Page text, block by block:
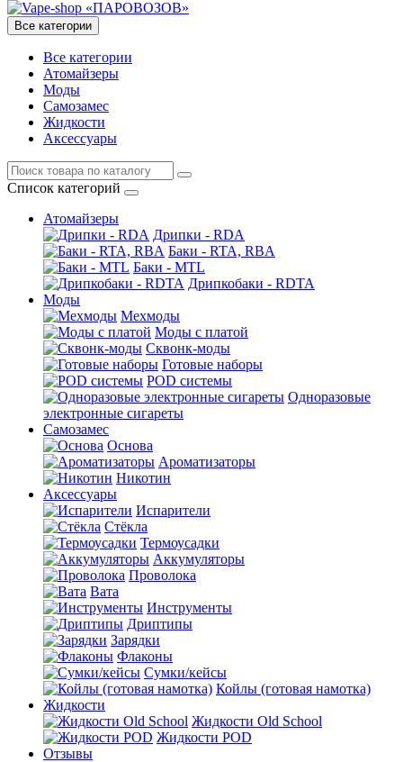
Все категории
Все категории
Атомайзеры
Моды
Самозамес
Жидкости
Аксессуары
Список категорий
Атомайзеры
Дрипки - RDA
Баки - RTA, RBA
Баки - MTL
Дрипкобаки - RDTA
Моды
Мехмоды
Моды с платой
Сквонк-моды
Готовые наборы
POD системы
Одноразовые
электронные сигареты
Самозамес
Основа
Ароматизаторы
Никотин
Аксессуары
Испарители
Стёкла
Термоусадки
Аккумуляторы
Проволока
Вата
Инструменты
Дриптипы
Зарядки
Флаконы
Сумки/кейсы
Койлы (готовая намотка)
Жидкости
Жидкости Old School
Жидкости POD
Отзывы